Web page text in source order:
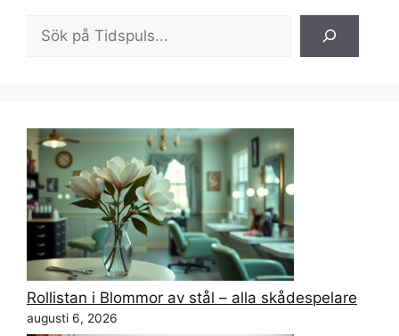
Rollistan i Blommor av stål – alla skådespelare
augusti 6, 2026